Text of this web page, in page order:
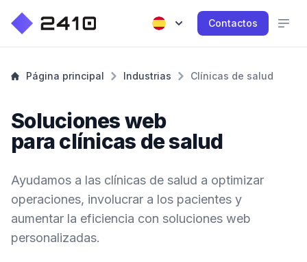
Contactos
Página principal Industrias Clínicas de salud
Soluciones web
para clínicas de salud
Ayudamos a las clínicas de salud a optimizar
operaciones, involucrar a los pacientes y
aumentar la eficiencia con soluciones web
personalizadas.